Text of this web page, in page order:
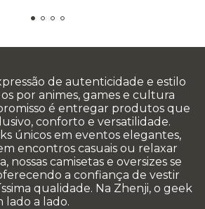
de autenticidade e estilo
por animes, games e cultura
é entregar produtos que
conforto e versatilidade.
únicos em eventos elegantes,
encontros casuais ou relaxar
nossas camisetas e oversizes se
a confiança de vestir
qualidade. Na Zhenji, o geek
lado a lado.